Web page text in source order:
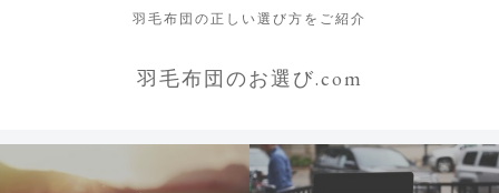
羽毛布団の正しい選び方をご紹介
羽毛布団のお選び.com